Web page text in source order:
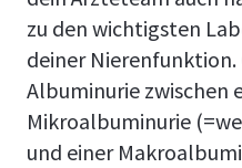
zu den wichtigsten
deiner
Albuminurie zwischen
Mikroalbuminurie
und einer